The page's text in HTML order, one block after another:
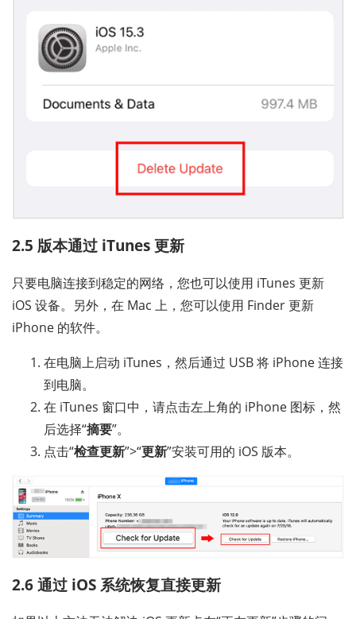
2.5 版本通过 iTunes 更新
只要电脑连接到稳定的网络，您也可以使用 iTunes 更新
iOS 设备。另外，在 Mac 上，您可以使用 Finder 更新
iPhone 的软件。
在电脑上启动 iTunes，然后通过 USB 将 iPhone 连接
到电脑。
在 iTunes 窗口中，请点击左上角的 iPhone 图标，然
后选择“摘要”。
点击“检查更新”>“更新”安装可用的 iOS 版本。
2.6 通过 iOS 系统恢复直接更新